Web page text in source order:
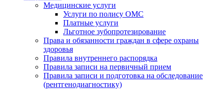
Медицинские услуги
Услуги по полису ОМС
Платные услуги
Льготное зубопротезирование
Права и обязанности граждан в сфере охраны
здоровья
Правила внутреннего распорядка
Правила записи на первичный прием
Правила записи и подготовка на обследование
(рентгенодиагностику)